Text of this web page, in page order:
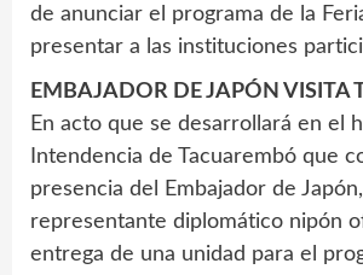
de anunciar el programa de la
presentar a las instituciones
EMBAJADOR DE JAPÓN VISITA
En acto que se desarrollará en el
Intendencia de Tacuarembó que
presencia del Embajador de Japón,
representante diplomático nipón
entrega de una unidad para el